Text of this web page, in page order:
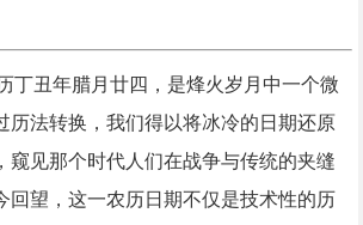
丁丑年腊月廿四，是烽火岁月中一个微
历法转换，我们得以将冰冷的日期还原
窥见那个时代人们在战争与传统的夹缝
回望，这一农历日期不仅是技术性的历